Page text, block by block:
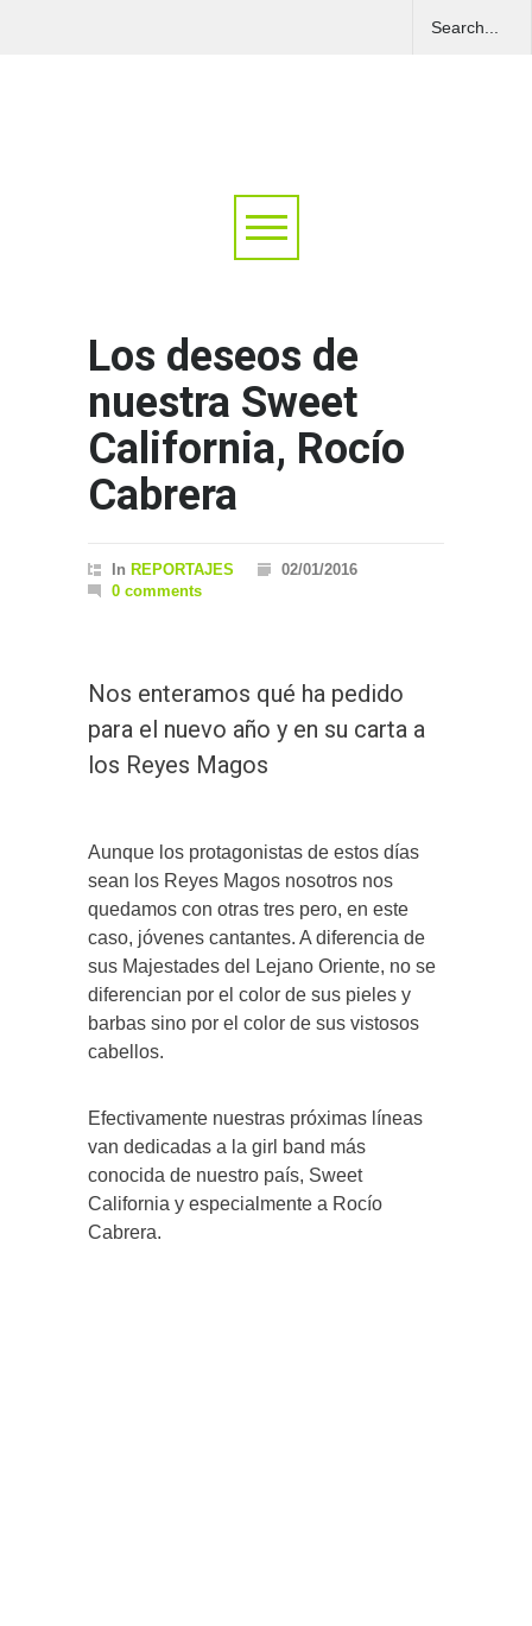
Los deseos de
nuestra Sweet
California, Rocío
Cabrera
In REPORTAJES
02/01/2016
0 comments
Nos enteramos qué ha pedido
para el nuevo año y en su carta a
los Reyes Magos
Aunque los protagonistas de estos días
sean los Reyes Magos nosotros nos
quedamos con otras tres pero, en este
caso, jóvenes cantantes. A diferencia de
sus Majestades del Lejano Oriente, no se
diferencian por el color de sus pieles y
barbas sino por el color de sus vistosos
cabellos.
Efectivamente nuestras próximas líneas
van dedicadas a la girl band más
conocida de nuestro país, Sweet
California y especialmente a Rocío
Cabrera.